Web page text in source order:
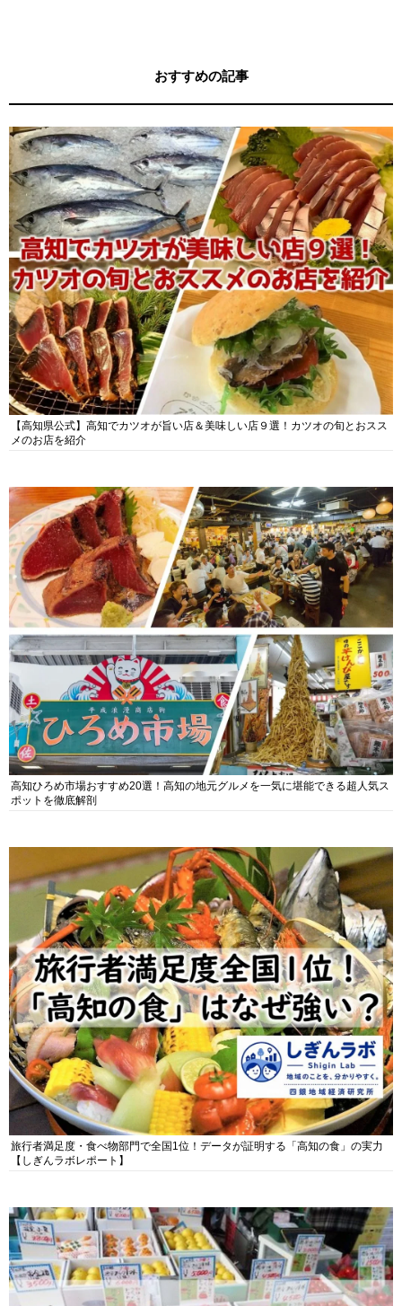
おすすめの記事
【高知県公式】高知でカツオが旨い店＆美味しい店９選！カツオの旬とおスス
メのお店を紹介
高知ひろめ市場おすすめ20選！高知の地元グルメを一気に堪能できる超人気ス
ポットを徹底解剖
旅行者満足度・食べ物部門で全国1位！データが証明する「高知の食」の実力
【しぎんラボレポート】